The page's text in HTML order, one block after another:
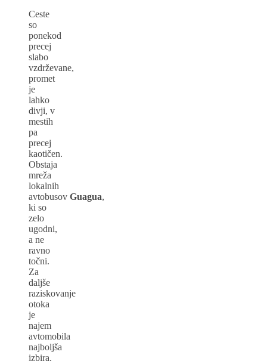
Ceste
so
ponekod
precej
slabo
vzdrževane,
promet
je
lahko
divji, v
mestih
pa
precej
kaotičen.
Obstaja
mreža
lokalnih
avtobusov Guagua,
ki so
zelo
ugodni,
a ne
ravno
točni.
Za
daljše
raziskovanje
otoka
je
najem
avtomobila
najboljša
izbira.